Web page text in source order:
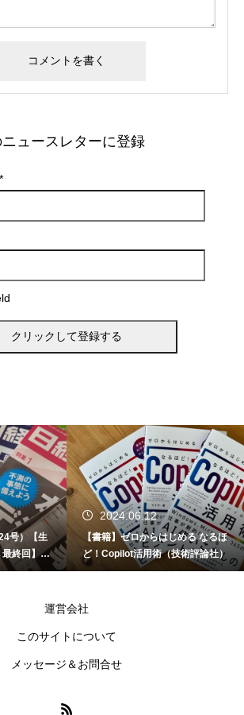
ュースレターに登録
*
号）【生
最終回】 A
／サービ
2024.06.12
【書籍】ゼロからはじめる なるほ
ど！Copilot活用術（技術評論社）
運営会社
このサイトについて
メッセージ＆お問合せ